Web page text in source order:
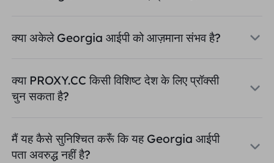
क्या अकेले Georgia आईपी को आज़माना संभव है?
क्या PROXY.CC किसी विशिष्ट देश के लिए प्रॉक्सी
चुन सकता है?
मैं यह कैसे सुनिश्चित करूँ कि यह Georgia आईपी
पता अवरुद्ध नहीं है?